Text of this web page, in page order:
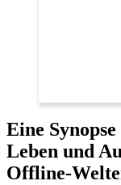
Eine
Leben und
Offline-